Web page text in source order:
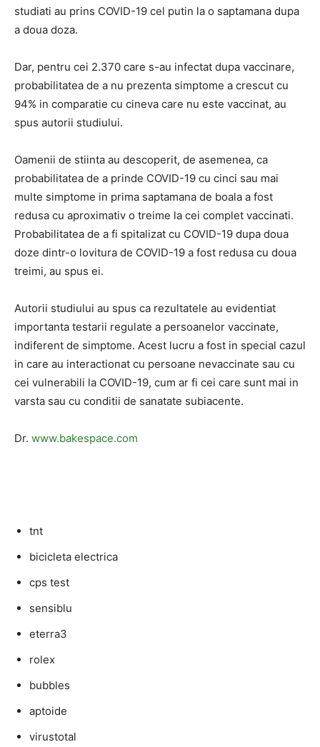
studiati au prins COVID-19 cel putin la o saptamana dupa
a doua doza.
Dar, pentru cei 2.370 care s-au infectat dupa vaccinare,
probabilitatea de a nu prezenta simptome a crescut cu
94% in comparatie cu cineva care nu este vaccinat, au
spus autorii studiului.
Oamenii de stiinta au descoperit, de asemenea, ca
probabilitatea de a prinde COVID-19 cu cinci sau mai
multe simptome in prima saptamana de boala a fost
redusa cu aproximativ o treime la cei complet vaccinati.
Probabilitatea de a fi spitalizat cu COVID-19 dupa doua
doze dintr-o lovitura de COVID-19 a fost redusa cu doua
treimi, au spus ei.
Autorii studiului au spus ca rezultatele au evidentiat
importanta testarii regulate a persoanelor vaccinate,
indiferent de simptome. Acest lucru a fost in special cazul
in care au interactionat cu persoane nevaccinate sau cu
cei vulnerabili la COVID-19, cum ar fi cei care sunt mai in
varsta sau cu conditii de sanatate subiacente.
Dr. www.bakespace.com
tnt
bicicleta electrica
cps test
sensiblu
eterra3
rolex
bubbles
aptoide
virustotal